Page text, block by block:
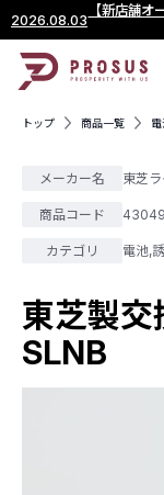
2026.08.03
【新店舗
トップ 商品一覧 電
メーカー名 東芝
商品コード 43049
カテゴリ 電池,
東芝製
SLNB